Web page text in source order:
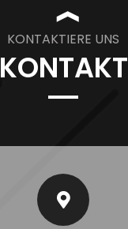
❱
KONTAKTIERE UNS
KONTAKT